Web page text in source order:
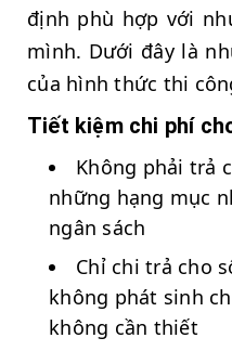
định phù hợp với
mình. Dưới đây là
của hình thức thi
Tiết kiệm chi phí
Không phải trả
những hạng mục
ngân sách
Chỉ chi trả cho
không phát sinh
không cần thiết